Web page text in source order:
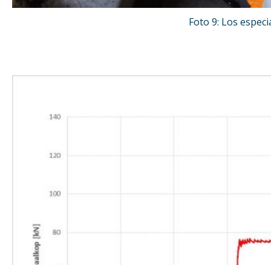
Foto 9: Los